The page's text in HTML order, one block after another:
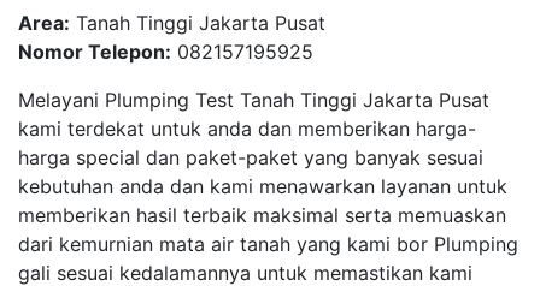
Area: Tanah Tinggi Jakarta Pusat
Nomor Telepon: 082157195925
Melayani Plumping Test Tanah Tinggi Jakarta Pusat
kami terdekat untuk anda dan memberikan harga-
harga special dan paket-paket yang banyak sesuai
kebutuhan anda dan kami menawarkan layanan untuk
memberikan hasil terbaik maksimal serta memuaskan
dari kemurnian mata air tanah yang kami bor Plumping
gali sesuai kedalamannya untuk memastikan kami